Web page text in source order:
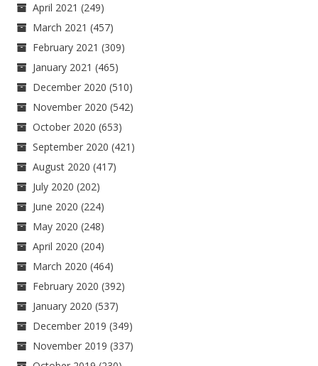
April 2021 (249)
March 2021 (457)
February 2021 (309)
January 2021 (465)
December 2020 (510)
November 2020 (542)
October 2020 (653)
September 2020 (421)
August 2020 (417)
July 2020 (202)
June 2020 (224)
May 2020 (248)
April 2020 (204)
March 2020 (464)
February 2020 (392)
January 2020 (537)
December 2019 (349)
November 2019 (337)